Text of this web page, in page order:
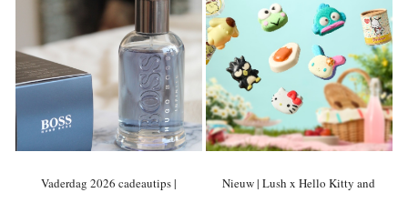
Vaderdag 2026 cadeautips | Nieuw | Lush x Hello Kitty and